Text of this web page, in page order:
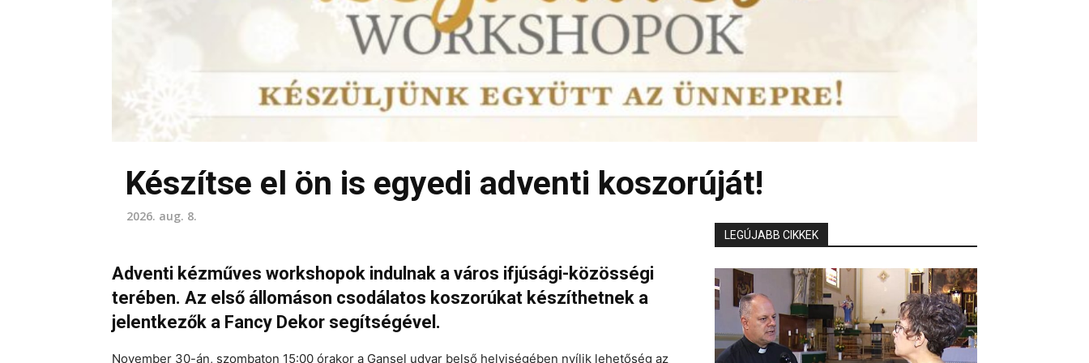
Készítse el ön is egyedi adventi koszorúját!
2026. aug. 8.
Adventi kézműves workshopok indulnak a város ifjúsági-közösségi
terében. Az első állomáson csodálatos koszorúkat készíthetnek a
jelentkezők a Fancy Dekor segítségével.
November 30-án, szombaton 15:00 órakor a Gansel udvar belső helyiségében nyílik lehetőség az
LEGÚJABB CIKKEK